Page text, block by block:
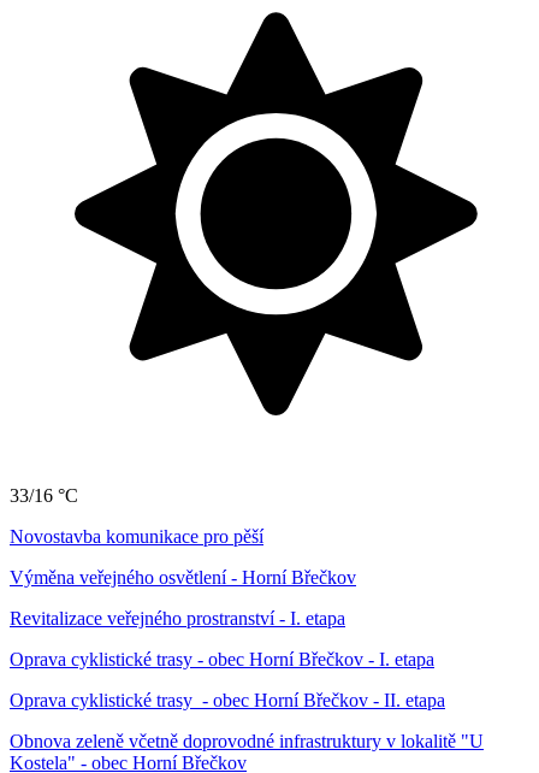
33/16 °C
Novostavba komunikace pro pěší
Výměna veřejného osvětlení - Horní Břečkov
Revitalizace veřejného prostranství - I. etapa
Oprava cyklistické trasy - obec Horní Břečkov - I. etapa
Oprava cyklistické trasy - obec Horní Břečkov - II. etapa
Obnova zeleně včetně doprovodné infrastruktury v lokalitě "U
Kostela" - obec Horní Břečkov